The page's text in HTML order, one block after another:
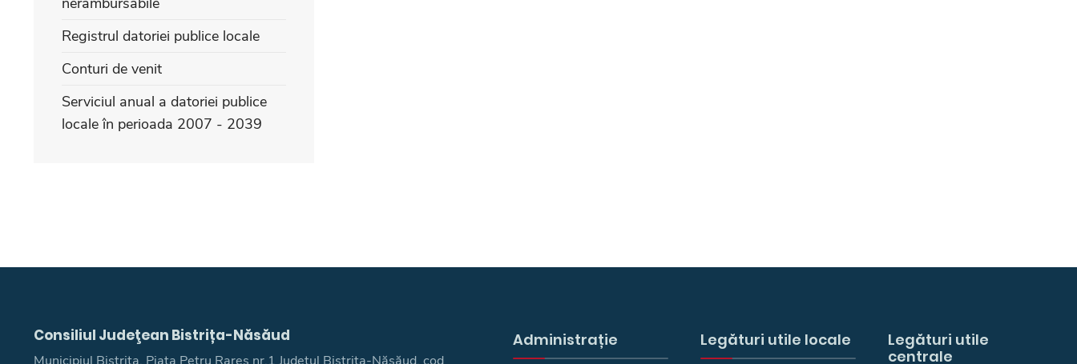
Registrul datoriei publice locale
Conturi de venit
Serviciul anual a datoriei publice
locale în perioada 2007 - 2039
Consiliul Judeţean Bistrița-Năsăud Administrație Legături utile locale
Legături utile
centrale